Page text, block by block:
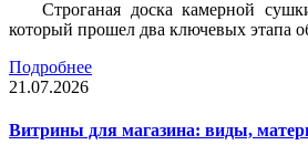
Строганая доска камерной
который прошел два ключевых этапа
Подробнее
21.07.2026
Витрины для магазина: виды,